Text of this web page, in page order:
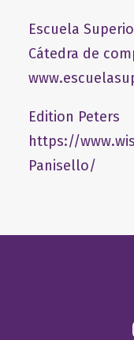
Escuela
Cátedra de
Edition Peters
https://
Panisello/